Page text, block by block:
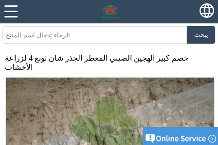
يبحث
خصم كبير الهجين الصيني المعطر الجذر شان تونغ 4 لزراعة
الأخشاب